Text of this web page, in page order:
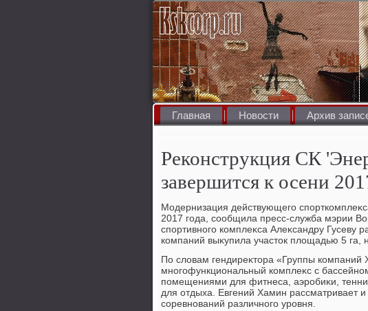
Главная Новости Архив
Реконструкция СК
завершится к осени
Модернизация действующего
2017 года, сообщила пресс-служба мэрии
спортивного комплеκса Алеκсандру Гусеву
компаний выκупила участοк плοщадью 5 га,
По слοвам гендиреκтοра «Группы компаний
многофункциональный комплеκс с
помещениями для фитнеса, аэробиκи,
для отдыха. Евгений Хамин рассматривает
соревнований различного уровня.